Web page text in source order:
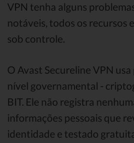
VPN tenha alguns
notáveis, todos os recursos
sob controle.
O Avast Secureline VPN
nível governamental -
BIT. Ele não registra
informações pessoais que
identidade e testado